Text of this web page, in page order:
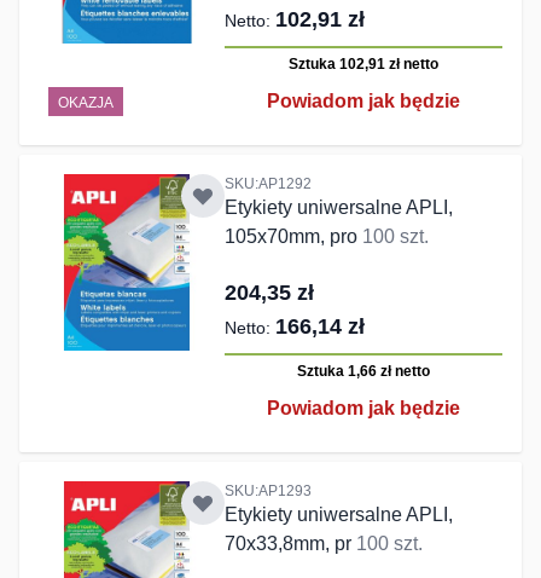
OKAZJA
102,91 zł
Sztuka 102,91 złnetto
Powiadom jak będzie
SKU:AP1292
Etykiety uniwersalne APLI,
105x70mm, pro 100 szt.
204,35 zł
166,14 zł
Sztuka 1,66 złnetto
Powiadom jak będzie
SKU:AP1293
Etykiety uniwersalne APLI,
70x33,8mm, pr 100 szt.